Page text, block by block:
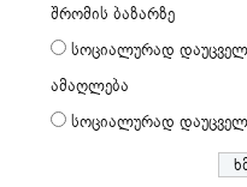
შრომის ბაზარზე
სოციალურად
ამაღლება
სოციალურად